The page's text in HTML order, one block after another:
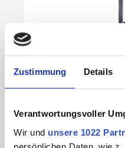
Zustimmung Details
Verantwortungsvoller
Wir und unsere 1022